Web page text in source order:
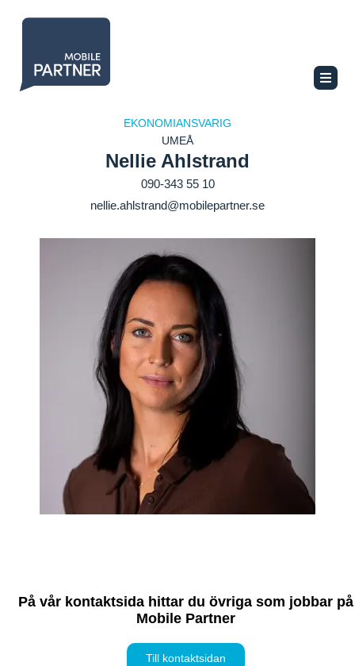
EKONOMIANSVARIG
UMEÅ
Nellie Ahlstrand
090-343 55 10
nellie.ahlstrand@mobilepartner.se
På vår kontaktsida hittar du övriga som jobbar på
Mobile Partner
Till kontaktsidan